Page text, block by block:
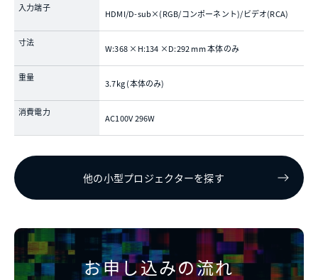
入力端子
HDMI/D-sub×(RGB/コンポーネント)/ビデオ(RCA)
寸法
W:368 ×H:134 ×D:292 mm 本体のみ
重量
3.7kg (本体のみ)
消費電力
AC100V 296W
他の小型プロジェクターを探す
お申し込みの流れ